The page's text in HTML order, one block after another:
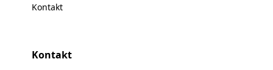
Kontakt
Kontakt